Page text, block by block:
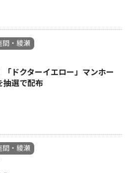
間・綾瀬
「ドクターイエロー」マンホー
抽選で配布
間・綾瀬